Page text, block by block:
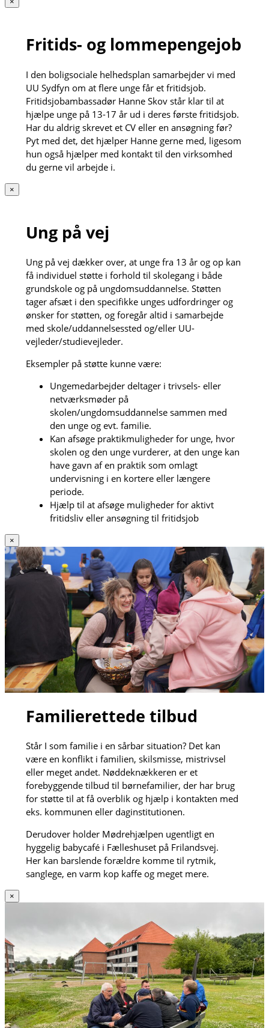
Fritids- og lommepengejob
I den boligsociale helhedsplan samarbejder vi med
UU Sydfyn om at flere unge får et fritidsjob.
Fritidsjobambassadør Hanne Skov står klar til at
hjælpe unge på 13-17 år ud i deres første fritidsjob.
Har du aldrig skrevet et CV eller en ansøgning før?
Pyt med det, det hjælper Hanne gerne med, ligesom
hun også hjælper med kontakt til den virksomhed
du gerne vil arbejde i.
×
Ung på vej
Ung på vej dækker over, at unge fra 13 år og op kan
få individuel støtte i forhold til skolegang i både
grundskole og på ungdomsuddannelse. Støtten
tager afsæt i den specifikke unges udfordringer og
ønsker for støtten, og foregår altid i samarbejde
med skole/uddannelsessted og/eller UU-
vejleder/studievejleder.
Eksempler på støtte kunne være:
Ungemedarbejder deltager i trivsels- eller
netværksmøder på
skolen/ungdomsuddannelse sammen med
den unge og evt. familie.
Kan afsøge praktikmuligheder for unge, hvor
skolen og den unge vurderer, at den unge kan
have gavn af en praktik som omlagt
undervisning i en kortere eller længere
periode.
Hjælp til at afsøge muligheder for aktivt
fritidsliv eller ansøgning til fritidsjob
×
Familierettede tilbud
Står I som familie i en sårbar situation? Det kan
være en konflikt i familien, skilsmisse, mistrivsel
eller meget andet. Nøddeknækkeren er et
forebyggende tilbud til børnefamilier, der har brug
for støtte til at få overblik og hjælp i kontakten med
eks. kommunen eller daginstitutionen.
Derudover holder Mødrehjælpen ugentligt en
hyggelig babycafé i Fælleshuset på Frilandsvej.
Her kan barslende forældre komme til rytmik,
sanglege, en varm kop kaffe og meget mere.
×